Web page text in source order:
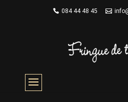
084 44 48 45